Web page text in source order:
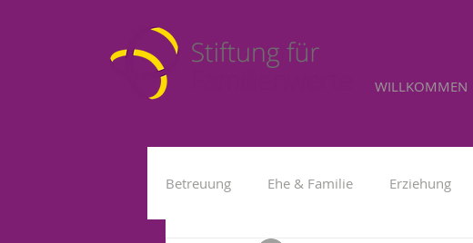
WILLKOMMEN
Betreuung Ehe & Familie Erziehung